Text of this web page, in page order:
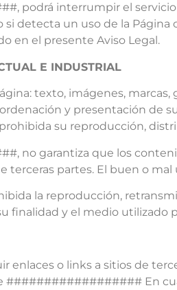
podrá interrumpir el servicio
si detecta un uso de la
en el presente Aviso Legal.
E INDUSTRIAL
texto, imágenes,
y presentación de
su reproducción,
no garantiza que los
terceras partes. El buen o
la reproducción,
finalidad y el medio
enlaces o links a sitios de
################## En